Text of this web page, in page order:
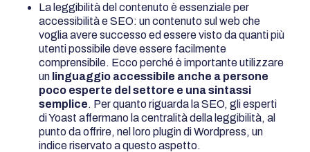
La leggibilità del contenuto è essenziale per
accessibilità e SEO: un contenuto sul web che
voglia avere successo ed essere visto da quanti più
utenti possibile deve essere facilmente
comprensibile. Ecco perché è importante utilizzare
un linguaggio accessibile anche a persone
poco esperte del settore e una sintassi
semplice. Per quanto riguarda la SEO, gli esperti
di Yoast affermano la centralità della leggibilità, al
punto da offrire, nel loro plugin di Wordpress, un
indice riservato a questo aspetto.